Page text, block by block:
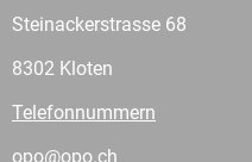
Steinackerstrasse 68
8302 Kloten
Telefonnummern
opo@opo.ch